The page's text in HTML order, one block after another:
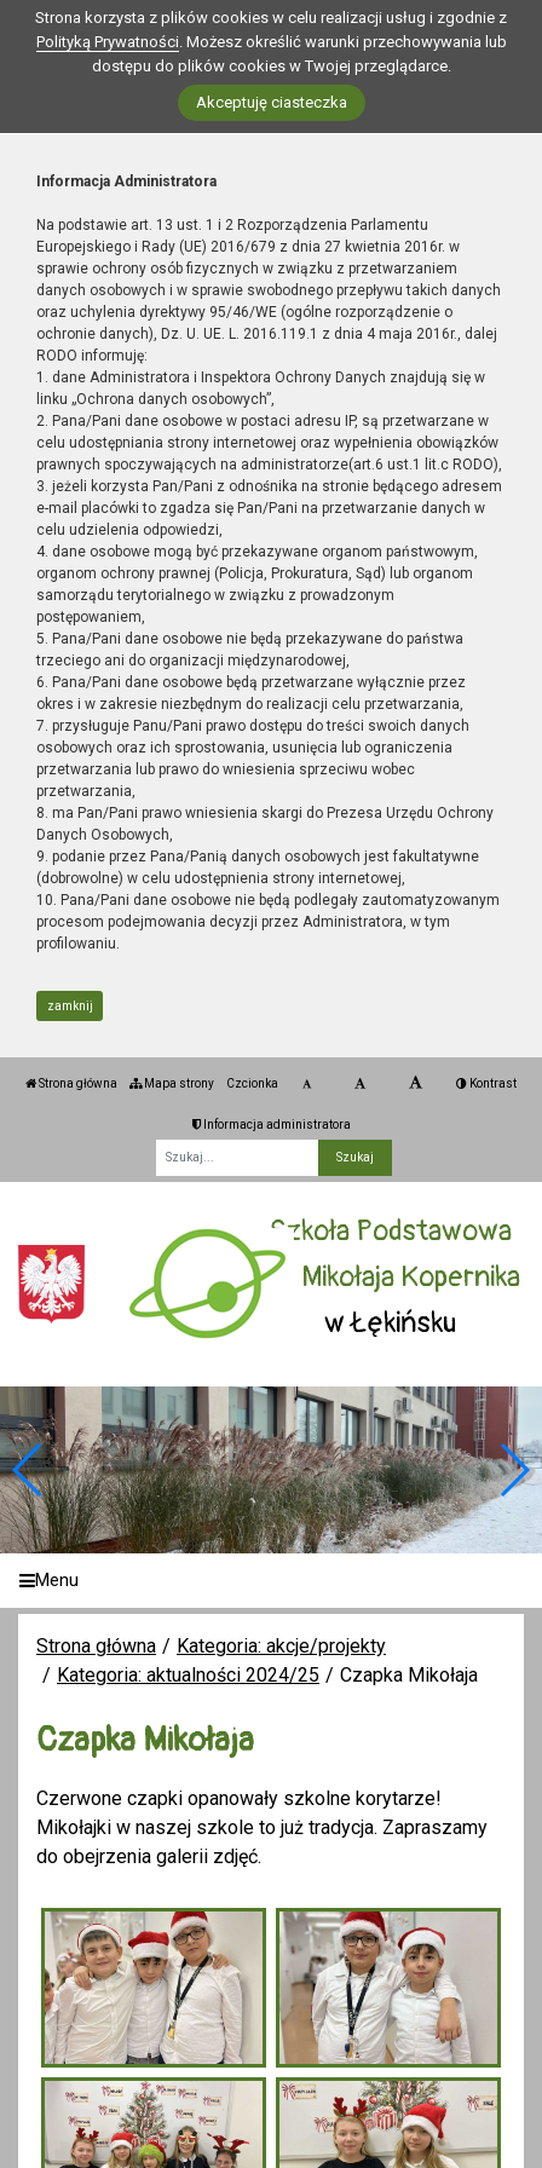
Strona korzysta z plików cookies w celu realizacji usług i zgodnie z
Polityką Prywatności. Możesz określić warunki przechowywania lub
dostępu do plików cookies w Twojej przeglądarce.
Akceptuję ciasteczka
Informacja Administratora
Na podstawie art. 13 ust. 1 i 2 Rozporządzenia Parlamentu
Europejskiego i Rady (UE) 2016/679 z dnia 27 kwietnia 2016r. w
sprawie ochrony osób fizycznych w związku z przetwarzaniem
danych osobowych i w sprawie swobodnego przepływu takich danych
oraz uchylenia dyrektywy 95/46/WE (ogólne rozporządzenie o
ochronie danych), Dz. U. UE. L. 2016.119.1 z dnia 4 maja 2016r., dalej
RODO informuję:
1. dane Administratora i Inspektora Ochrony Danych znajdują się w
linku „Ochrona danych osobowych”,
2. Pana/Pani dane osobowe w postaci adresu IP, są przetwarzane w
celu udostępniania strony internetowej oraz wypełnienia obowiązków
prawnych spoczywających na administratorze(art.6 ust.1 lit.c RODO),
3. jeżeli korzysta Pan/Pani z odnośnika na stronie będącego adresem
e-mail placówki to zgadza się Pan/Pani na przetwarzanie danych w
celu udzielenia odpowiedzi,
4. dane osobowe mogą być przekazywane organom państwowym,
organom ochrony prawnej (Policja, Prokuratura, Sąd) lub organom
samorządu terytorialnego w związku z prowadzonym
postępowaniem,
5. Pana/Pani dane osobowe nie będą przekazywane do państwa
trzeciego ani do organizacji międzynarodowej,
6. Pana/Pani dane osobowe będą przetwarzane wyłącznie przez
okres i w zakresie niezbędnym do realizacji celu przetwarzania,
7. przysługuje Panu/Pani prawo dostępu do treści swoich danych
osobowych oraz ich sprostowania, usunięcia lub ograniczenia
przetwarzania lub prawo do wniesienia sprzeciwu wobec
przetwarzania,
8. ma Pan/Pani prawo wniesienia skargi do Prezesa Urzędu Ochrony
Danych Osobowych,
9. podanie przez Pana/Panią danych osobowych jest fakultatywne
(dobrowolne) w celu udostępnienia strony internetowej,
10. Pana/Pani dane osobowe nie będą podlegały zautomatyzowanym
procesom podejmowania decyzji przez Administratora, w tym
profilowaniu.
zamknij
Strona główna Mapa strony Czcionka Kontrast
Informacja administratora
Szkoła Podstawowa
im. Mikołaja Kopernika
w Łękińsku
Menu
Strona główna
Kategoria: akcje/projekty
Kategoria: aktualności 2024/25
Czapka Mikołaja
Czapka Mikołaja
Czerwone czapki opanowały szkolne korytarze!
Mikołajki w naszej szkole to już tradycja. Zapraszamy
do obejrzenia galerii zdjęć.